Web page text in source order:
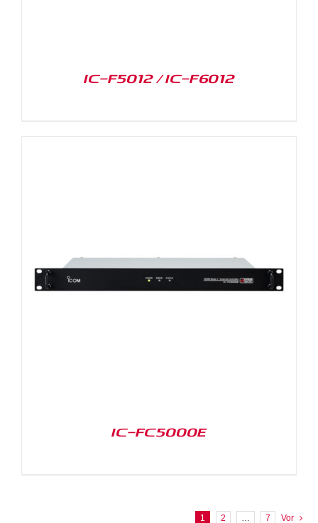
IC-F5012 / IC-F6012
IC-FC5000E
1 2 … 7 Vor